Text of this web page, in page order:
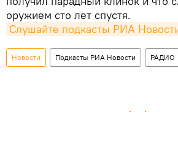
оружием сто лет спустя.
Слушайте подкасты РИА
Новости Подкасты РИА Новости РАДИО